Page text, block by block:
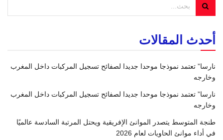
أحدث المقالات
نارسا” تعتمد نموذجا موحدا جديدا لصفائح تسجيل المركبات داخل المغرب
وخارجه
نارسا” تعتمد نموذجا موحدا جديدا لصفائح تسجيل المركبات داخل المغرب
وخارجه
طنجة المتوسط يتصدر الموانئ الإفريقية ويحتل المرتبة السادسة عالميًا
في أداء موانئ الحاويات لعام 2026